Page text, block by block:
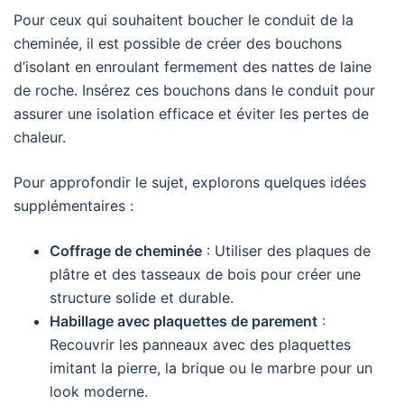
Pour ceux qui souhaitent boucher le conduit de la
cheminée, il est possible de créer des bouchons
d’isolant en enroulant fermement des nattes de laine
de roche. Insérez ces bouchons dans le conduit pour
assurer une isolation efficace et éviter les pertes de
chaleur.
Pour approfondir le sujet, explorons quelques idées
supplémentaires :
Coffrage de cheminée : Utiliser des plaques de
plâtre et des tasseaux de bois pour créer une
structure solide et durable.
Habillage avec plaquettes de parement :
Recouvrir les panneaux avec des plaquettes
imitant la pierre, la brique ou le marbre pour un
look moderne.